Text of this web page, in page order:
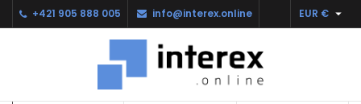
+421 905 888 005 info@interex.online EUR € 